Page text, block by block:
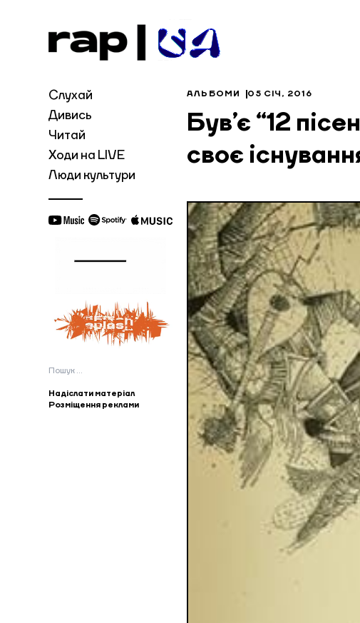
Слухай
Дивись
Читай
Ходи на LIVE
Люди культури
Пошук:
Надіслати матеріал
Розміщення реклами
АЛЬБОМИ 05 СІЧ, 2016
Був’є “12
своє